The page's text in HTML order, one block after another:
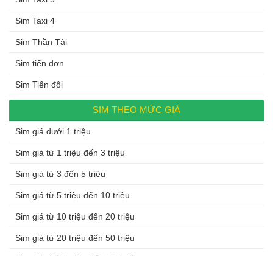
Sim Taxi 4
Sim Thần Tài
Sim tiến đơn
Sim Tiến đôi
SIM THEO MỨC GIÁ
Sim giá dưới 1 triệu
Sim giá từ 1 triệu đến 3 triệu
Sim giá từ 3 đến 5 triệu
Sim giá từ 5 triệu đến 10 triệu
Sim giá từ 10 triệu đến 20 triệu
Sim giá từ 20 triệu đến 50 triệu